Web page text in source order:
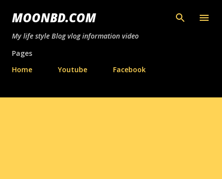
সরাসরি প্রধান সামগ্রীতে চলে যান
MOONBD.COM
My life style Blog vlog information video
Pages
Home
Youtube Facebook